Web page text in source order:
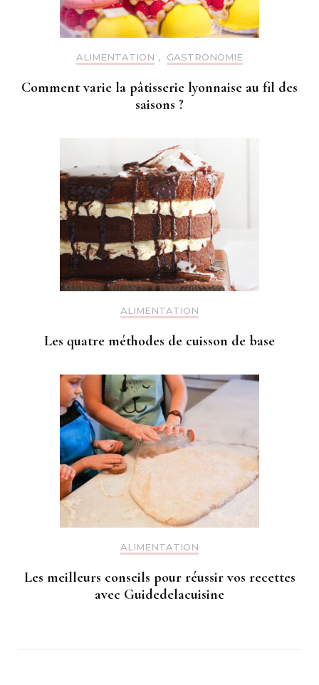
ALIMENTATION , GASTRONOMIE
Comment varie la pâtisserie lyonnaise au fil des
saisons ?
ALIMENTATION
Les quatre méthodes de cuisson de base
ALIMENTATION
Les meilleurs conseils pour réussir vos recettes
avec Guidedelacuisine